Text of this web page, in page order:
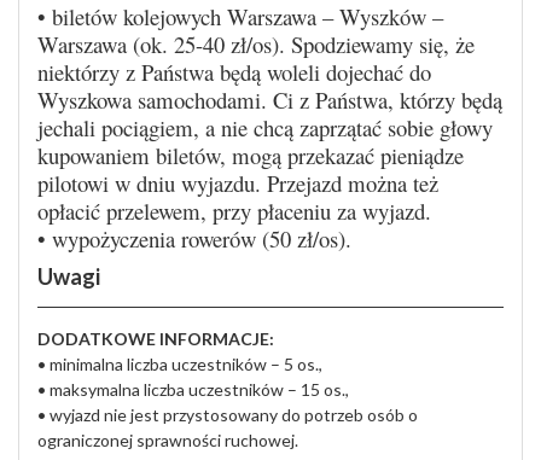
• biletów kolejowych Warszawa – Wyszków –
Warszawa (ok. 25-40 zł/os). Spodziewamy się, że
niektórzy z Państwa będą woleli dojechać do
Wyszkowa samochodami. Ci z Państwa, którzy będą
jechali pociągiem, a nie chcą zaprzątać sobie głowy
kupowaniem biletów, mogą przekazać pieniądze
pilotowi w dniu wyjazdu. Przejazd można też
opłacić przelewem, przy płaceniu za wyjazd.
• wypożyczenia rowerów (50 zł/os).
Uwagi
DODATKOWE INFORMACJE:
• minimalna liczba uczestników – 5 os.,
• maksymalna liczba uczestników – 15 os.,
• wyjazd nie jest przystosowany do potrzeb osób o
ograniczonej sprawności ruchowej.